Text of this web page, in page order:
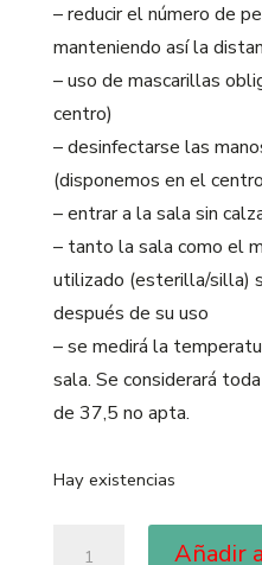
– reducir el número de
manteniendo así la
– uso de mascarillas
centro)
– desinfectarse las
(disponemos en el
– entrar a la sala sin
– tanto la sala como el
utilizado (esterilla/silla)
después de su uso
– se medirá la
sala. Se considerará
de 37,5 no apta.
Hay existencias
Añadir